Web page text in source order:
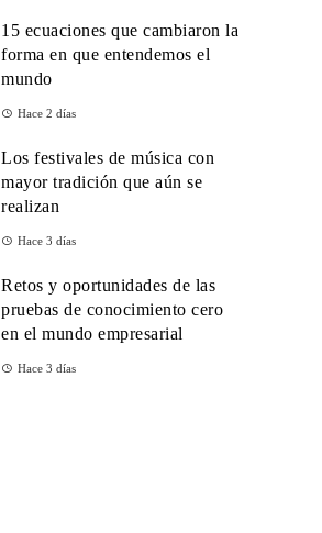
15 ecuaciones que cambiaron la
forma en que entendemos el
mundo
Hace 2 días
Los festivales de música con
mayor tradición que aún se
realizan
Hace 3 días
Retos y oportunidades de las
pruebas de conocimiento cero
en el mundo empresarial
Hace 3 días